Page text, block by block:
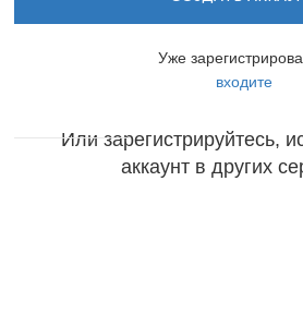
Уже
входите
Или зарегистрируйтесь,
аккаунт в других